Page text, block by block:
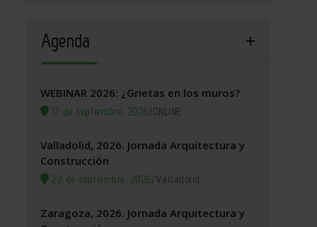
Agenda
WEBINAR 2026: ¿Grietas en los muros?
17 de septiembre, 2026/ONLINE
Valladolid, 2026. Jornada Arquitectura y
Construcción
22 de septiembre, 2026/Valladolid
Zaragoza, 2026. Jornada Arquitectura y